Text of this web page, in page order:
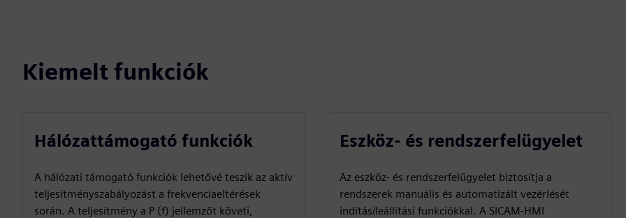
Kiemelt funkciók
Hálózattámogató funkciók
A hálózati támogató funkciók lehetővé teszik az aktív
teljesítményszabályozást a frekvenciaeltérések
során. A teljesítmény a P (f) jellemzőt követi,
Eszköz- és rendszerfelügyelet
Az eszköz- és rendszerfelügyelet biztosítja a
rendszerek manuális és automatizált vezérlését
indítás/leállítási funkciókkal. A SICAM-HMI